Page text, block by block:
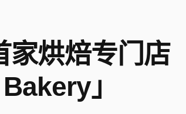
家烘焙专门店
Bakery」